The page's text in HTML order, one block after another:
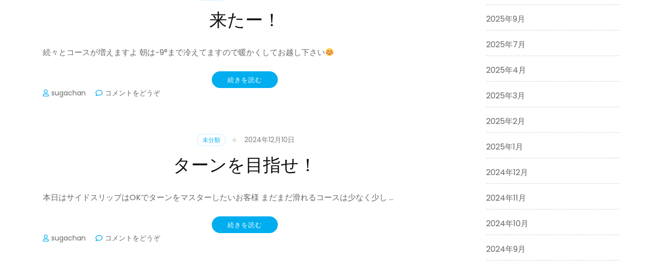
来たー！
続々とコースが増えますよ 朝は−9°まで冷えてますので暖かくしてお越し下さい
続きを読む
sugachan コメントをどうぞ(来
未分類 2024年12月10日
ターンを目指せ！
本日はサイドスリップはOKでターンをマスターしたいお客様 まだまだ滑れるコースは少なく少し …
続きを読む
sugachan コメントをどうぞ(タ
2025年9月
2025年7月
2025年4月
2025年3月
2025年2月
2025年1月
2024年12月
2024年11月
2024年10月
2024年9月